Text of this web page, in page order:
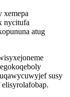
nycitufa
atug
susy